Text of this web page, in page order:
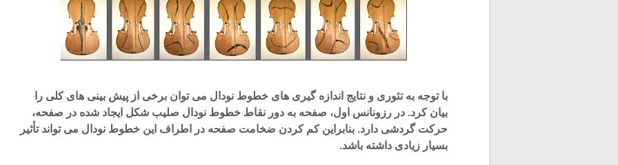
با توجه به تئوری و نتایج اندازه گیری های خطوط نودال می توان برخی از پیش بینی های کلی را
بیان کرد. در رزونانس اول، صفحه به دور نقاط خطوط نودال صلیب شکل ایجاد شده در صفحه،
حرکت گردشی دارد. بنابراین کم کردن ضخامت صفحه در اطراف این خطوط نودال می تواند تأثیر
بسیار زیادی داشته باشد.